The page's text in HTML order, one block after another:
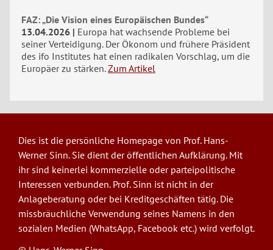
FAZ: „Die Vision eines Europäischen Bundes“
13.04.2026
Europa hat wachsende Probleme bei
seiner Verteidigung. Der Ökonom und frühere Präsident
des ifo Institutes hat einen radikalen Vorschlag, um die
Europäer zu stärken. Zum Artikel
Dies ist die persönliche Homepage von Prof. Hans-
Werner Sinn. Sie dient der öffentlichen Aufklärung. Mit
ihr sind keinerlei kommerzielle oder parteipolitische
Interessen verbunden. Prof. Sinn ist nicht in der
Anlageberatung oder bei Kreditgeschäften tätig. Die
missbräuchliche Verwendung seines Namens in den
sozialen Medien (WhatsApp, Facebook etc.) wird verfolgt.